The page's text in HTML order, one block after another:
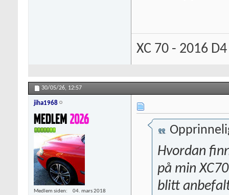
XC 70 - 2016
30/05/26, 12:57
jiha1968
Medlem siden
04. mars 2018
Hvordan
på min
blitt